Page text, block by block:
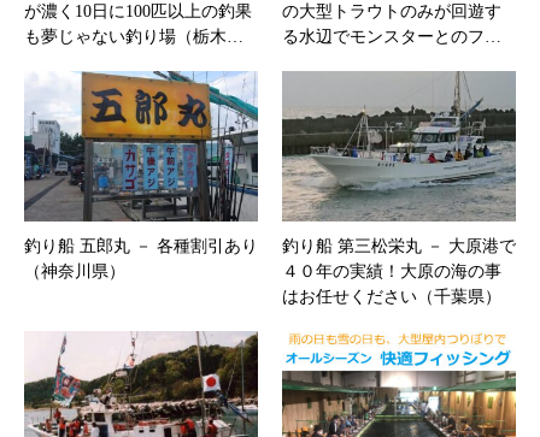
が濃く10日に100匹以上の釣果
も夢じゃない釣り場（栃木…
の大型トラウトのみが回遊す
る水辺でモンスターとのフ…
釣り船 五郎丸 － 各種割引あり
（神奈川県）
釣り船 第三松栄丸 － 大原港で
４０年の実績！大原の海の事
はお任せください（千葉県）